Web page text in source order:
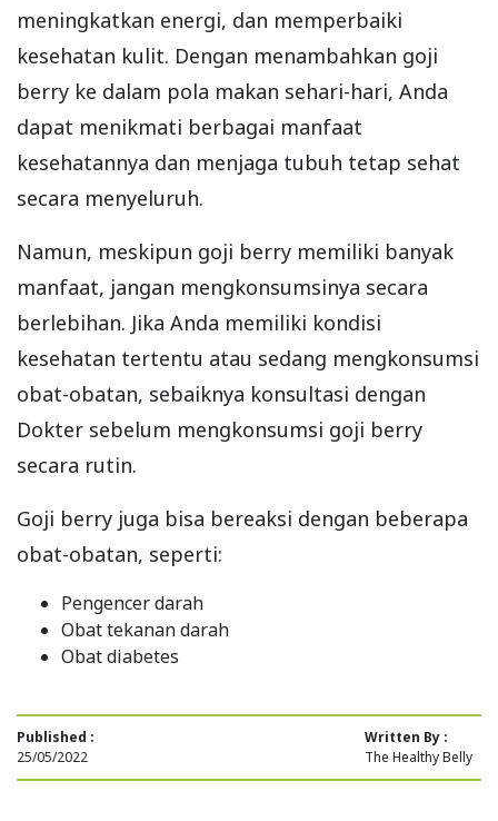
meningkatkan energi, dan memperbaiki
kesehatan kulit. Dengan menambahkan goji
berry ke dalam pola makan sehari-hari, Anda
dapat menikmati berbagai manfaat
kesehatannya dan menjaga tubuh tetap sehat
secara menyeluruh.
Namun, meskipun goji berry memiliki banyak
manfaat, jangan mengkonsumsinya secara
berlebihan. Jika Anda memiliki kondisi
kesehatan tertentu atau sedang mengkonsumsi
obat-obatan, sebaiknya konsultasi dengan
Dokter sebelum mengkonsumsi goji berry
secara rutin.
Goji berry juga bisa bereaksi dengan beberapa
obat-obatan, seperti:
Pengencer darah
Obat tekanan darah
Obat diabetes
Published :
25/05/2022
Written By :
The Healthy Belly